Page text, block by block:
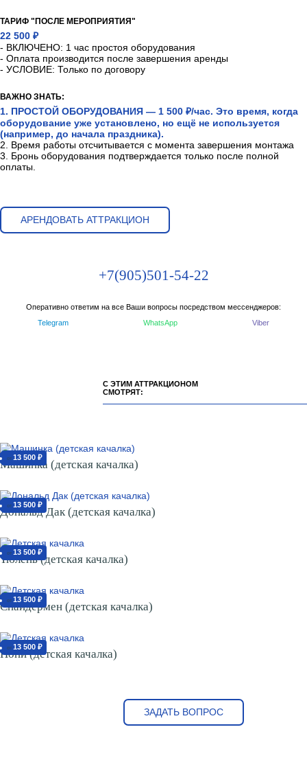
ТАРИФ "ПОСЛЕ МЕРОПРИЯТИЯ"
22 500 ₽
- ВКЛЮЧЕНО: 1 час простоя оборудования
- Оплата производится после завершения аренды
- УСЛОВИЕ: Только по договору
ВАЖНО ЗНАТЬ:
1. ПРОСТОЙ ОБОРУДОВАНИЯ — 1 500 ₽/час. Это время, когда
оборудование уже установлено, но ещё не используется
(например, до начала праздника).
2. Время работы отсчитывается с момента завершения монтажа
3. Бронь оборудования подтверждается только после полной
оплаты.
АРЕНДОВАТЬ АТТРАКЦИОН
+7(905)501-54-22
Оперативно ответим на все Ваши вопросы посредством мессенджеров:
Telegram
WhatsApp Viber
С ЭТИМ АТТРАКЦИОНОМ
СМОТРЯТ:
от 13 500 ₽
Машинка (детская качалка)
от 13 500 ₽
Дональд Дак (детская качалка)
от 13 500 ₽
Тюлень (детская качалка)
от 13 500 ₽
Спайдермен (детская качалка)
от 13 500 ₽
Пони (детская качалка)
ЗАДАТЬ ВОПРОС